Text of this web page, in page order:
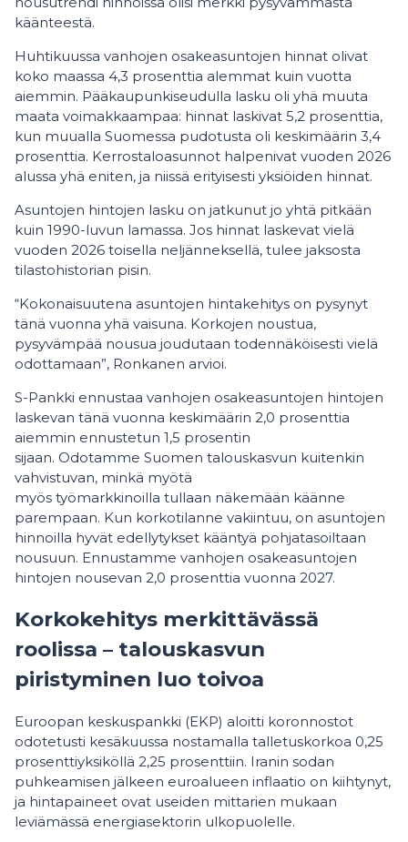
käänteestä.
Huhtikuussa vanhojen osakeasuntojen hinnat olivat
koko maassa 4,3 prosenttia alemmat kuin vuotta
aiemmin. Pääkaupunkiseudulla lasku oli yhä muuta
maata voimakkaampaa: hinnat laskivat 5,2 prosenttia,
kun muualla Suomessa pudotusta oli keskimäärin 3,4
prosenttia. Kerrostaloasunnot halpenivat vuoden 2026
alussa yhä eniten, ja niissä erityisesti yksiöiden hinnat.
Asuntojen hintojen lasku on jatkunut jo yhtä pitkään
kuin 1990-luvun lamassa. Jos hinnat laskevat vielä
vuoden 2026 toisella neljänneksellä, tulee jaksosta
tilastohistorian pisin.
“Kokonaisuutena asuntojen hintakehitys on pysynyt
tänä vuonna yhä vaisuna. Korkojen noustua,
pysyvämpää nousua joudutaan todennäköisesti vielä
odottamaan”, Ronkanen arvioi.
S-Pankki ennustaa vanhojen osakeasuntojen hintojen
laskevan tänä vuonna keskimäärin 2,0 prosenttia
aiemmin ennustetun 1,5 prosentin
sijaan. Odotamme Suomen talouskasvun kuitenkin
vahvistuvan, minkä myötä
myös työmarkkinoilla tullaan näkemään käänne
parempaan. Kun korkotilanne vakiintuu, on asuntojen
hinnoilla hyvät edellytykset kääntyä pohjatasoiltaan
nousuun. Ennustamme vanhojen osakeasuntojen
hintojen nousevan 2,0 prosenttia vuonna 2027.
Korkokehitys merkittävässä
roolissa – talouskasvun
piristyminen luo toivoa
Euroopan keskuspankki (EKP) aloitti koronnostot
odotetusti kesäkuussa nostamalla talletuskorkoa 0,25
prosenttiyksiköllä 2,25 prosenttiin. Iranin sodan
puhkeamisen jälkeen euroalueen inflaatio on kiihtynyt,
ja hintapaineet ovat useiden mittarien mukaan
leviämässä energiasektorin ulkopuolelle.